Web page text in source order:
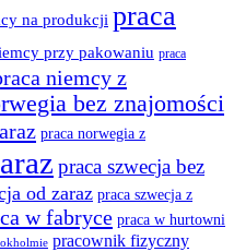
na produkcji praca
przy pakowaniu praca
niemcy z
bez znajomości
praca norwegia z
praca szwecja bez
od zaraz praca szwecja z
w fabryce praca w hurtowni
pracownik fizyczny